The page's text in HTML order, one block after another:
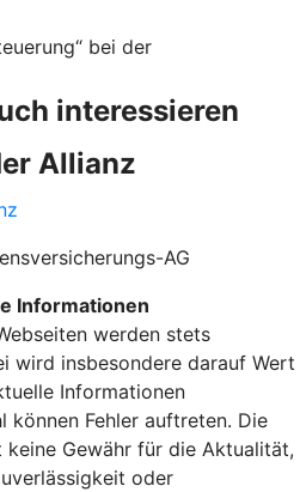
bei der
interessieren
Allianz
AG
Informationen
werden stets
wird insbesondere darauf Wert
Informationen
können Fehler auftreten. Die
Gewähr für die Aktualität,
oder